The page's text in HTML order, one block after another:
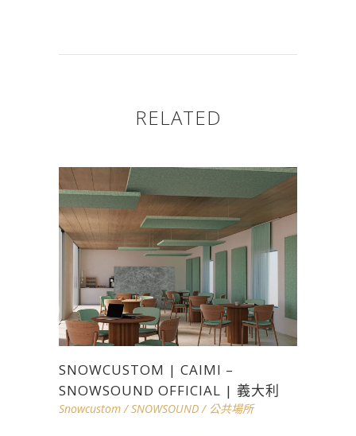
RELATED
SNOWCUSTOM | CAIMI –
SNOWSOUND OFFICIAL | 義大利
Snowcustom/SNOWSOUND/ 公共場所